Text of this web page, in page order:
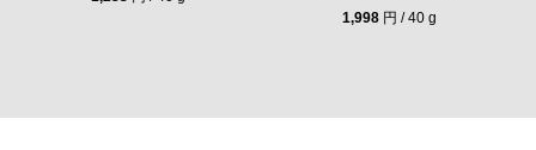
1,998円 / 40 g